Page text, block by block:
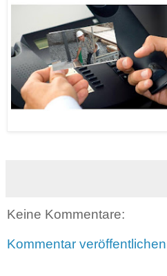
Keine Kommentare:
Kommentar veröffentlichen